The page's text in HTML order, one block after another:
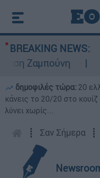
BREAKING NEWS:
Ζαμπούνη
δημοφιλές τώρα: 20
κάνεις το 20/20 στο
λύνει χωρίς...
┋ Σαν Σήμερα ┋